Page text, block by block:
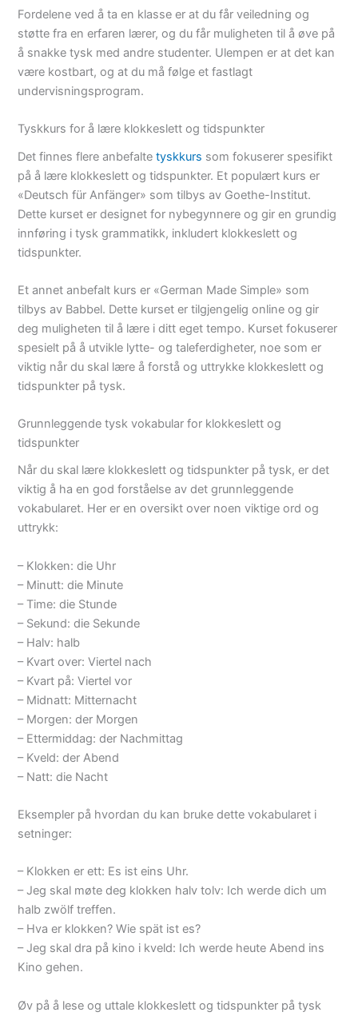
Fordelene ved å ta en klasse er at du får veiledning og
støtte fra en erfaren lærer, og du får muligheten til å øve på
å snakke tysk med andre studenter. Ulempen er at det kan
være kostbart, og at du må følge et fastlagt
undervisningsprogram.
Tyskkurs for å lære klokkeslett og tidspunkter
Det finnes flere anbefaltetyskkurs som fokuserer spesifikt
på å lære klokkeslett og tidspunkter. Et populært kurs er
«Deutsch für Anfänger» som tilbys av Goethe-Institut.
Dette kurset er designet for nybegynnere og gir en grundig
innføring i tysk grammatikk, inkludert klokkeslett og
tidspunkter.
Et annet anbefalt kurs er «German Made Simple» som
tilbys av Babbel. Dette kurset er tilgjengelig online og gir
deg muligheten til å lære i ditt eget tempo. Kurset fokuserer
spesielt på å utvikle lytte- og taleferdigheter, noe som er
viktig når du skal lære å forstå og uttrykke klokkeslett og
tidspunkter på tysk.
Grunnleggende tysk vokabular for klokkeslett og
tidspunkter
Når du skal lære klokkeslett og tidspunkter på tysk, er det
viktig å ha en god forståelse av det grunnleggende
vokabularet. Her er en oversikt over noen viktige ord og
uttrykk:
– Klokken: die Uhr
– Minutt: die Minute
– Time: die Stunde
– Sekund: die Sekunde
– Halv: halb
– Kvart over: Viertel nach
– Kvart på: Viertel vor
– Midnatt: Mitternacht
– Morgen: der Morgen
– Ettermiddag: der Nachmittag
– Kveld: der Abend
– Natt: die Nacht
Eksempler på hvordan du kan bruke dette vokabularet i
setninger:
– Klokken er ett: Es ist eins Uhr.
– Jeg skal møte deg klokken halv tolv: Ich werde dich um
halb zwölf treffen.
– Hva er klokken? Wie spät ist es?
– Jeg skal dra på kino i kveld: Ich werde heute Abend ins
Kino gehen.
Øv på å lese og uttale klokkeslett og tidspunkter på tysk